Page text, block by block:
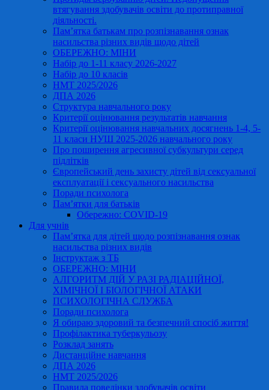
втягування здобувачів освіти до протиправної
діяльності.
Пам’ятка батькам про розпізнавання ознак
насильства різних видів щодо дітей
ОБЕРЕЖНО: МІНИ
Набір до 1-11 класу 2026-2027
Набір до 10 класів
НМТ 2025/2026
ДПА 2026
Структура навчального року
Критерії оцінювання результатів навчання
Критерії оцінювання навчальних досягнень 1-4, 5-
11 класи НУШ 2025-2026 навчального року
Про поширення агресивної субкультури серед
підлітків
Європейський день захисту дітей від сексуальної
експлуатації і сексуального насильства
Поради психолога
Пам’ятки для батьків
Обережно: COVID-19
Для учнів
Пам’ятка для дітей щодо розпізнавання ознак
насильства різних видів
Інструктаж з ТБ
ОБЕРЕЖНО: МІНИ
АЛГОРИТМ ДІЙ У РАЗІ РАДІАЦІЙНОЇ,
ХІМІЧНОЇ І БІОЛОГІЧНОЇ АТАКИ
ПСИХОЛОГІЧНА СЛУЖБА
Поради психолога
Я обираю здоровий та безпечний спосіб життя!
Профілактика туберкульозу
Розклад занять
Дистанційне навчання
ДПА 2026
НМТ 2025/2026
Правила поведінки здобувачів освіти